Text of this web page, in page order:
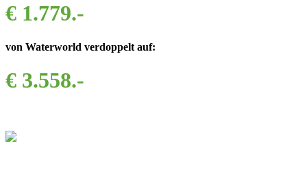
€ 1.779.-
von Waterworld verdoppelt auf:
€ 3.558.-